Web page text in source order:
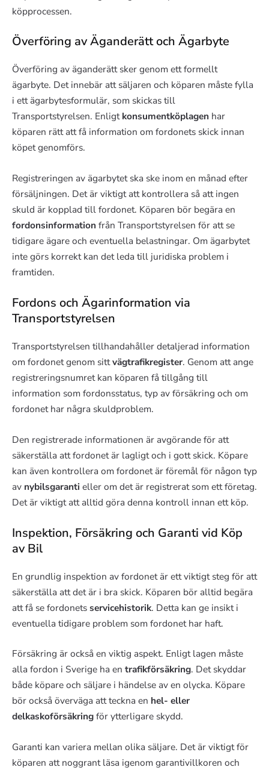
köpprocessen.
Överföring av Äganderätt och Ägarbyte
Överföring av äganderätt sker genom ett formellt
ägarbyte. Det innebär att säljaren och köparen måste fylla
i ett ägarbytesformulär, som skickas till
Transportstyrelsen. Enligtkonsumentköplagen har
köparen rätt att få information om fordonets skick innan
köpet genomförs.
Registreringen av ägarbytet ska ske inom en månad efter
försäljningen. Det är viktigt att kontrollera så att ingen
skuld är kopplad till fordonet. Köparen bör begära en
fordonsinformation från Transportstyrelsen för att se
tidigare ägare och eventuella belastningar. Om ägarbytet
inte görs korrekt kan det leda till juridiska problem i
framtiden.
Fordons och Ägarinformation via
Transportstyrelsen
Transportstyrelsen tillhandahåller detaljerad information
om fordonet genom sittvägtrafikregister. Genom att ange
registreringsnumret kan köparen få tillgång till
information som fordonsstatus, typ av försäkring och om
fordonet har några skuldproblem.
Den registrerade informationen är avgörande för att
säkerställa att fordonet är lagligt och i gott skick. Köpare
kan även kontrollera om fordonet är föremål för någon typ
av nybilsgaranti eller om det är registrerat som ett företag.
Det är viktigt att alltid göra denna kontroll innan ett köp.
Inspektion, Försäkring och Garanti vid Köp
av Bil
En grundlig inspektion av fordonet är ett viktigt steg för att
säkerställa att det är i bra skick. Köparen bör alltid begära
att få se fordonetsservicehistorik. Detta kan ge insikt i
eventuella tidigare problem som fordonet har haft.
Försäkring är också en viktig aspekt. Enligt lagen måste
alla fordon i Sverige ha en trafikförsäkring. Det skyddar
både köpare och säljare i händelse av en olycka. Köpare
bör också överväga att teckna en hel- eller
delkaskoförsäkringför ytterligare skydd.
Garanti kan variera mellan olika säljare. Det är viktigt för
köparen att noggrant läsa igenom garantivillkoren och